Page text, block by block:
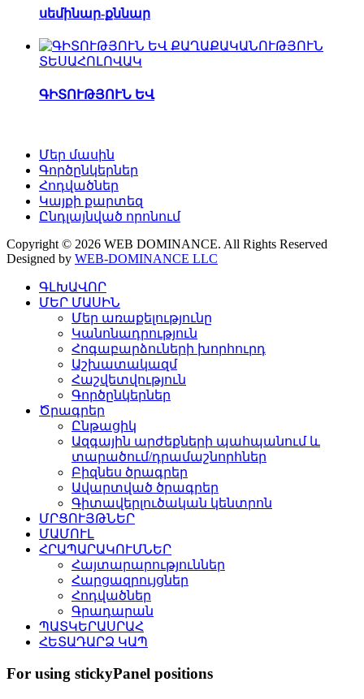
սեմինար-քննար
ՏԵՍԱՀՈԼՈՎԱԿ
ԳԻՏՈՒԹՅՈՒՆ ԵՎ
Մեր մասին
Գործընկերներ
Հոդվածներ
Կայքի քարտեզ
Ընդլայնված որոնում
Copyright © 2026 WEB DOMINANCE. All Rights Reserved
Designed by WEB-DOMINANCE LLC
ԳԼԽԱՎՈՐ
ՄԵՐ ՄԱՍԻՆ
Մեր առաքելությունը
Կանոնադրություն
Հոգաբարձուների խորհուրդ
Աշխատակազմ
Հաշվետվություն
Գործընկերներ
Ծրագրեր
Ընթացիկ
Ազգային արժեքների պահպանում և
տարածում/դրամաշնորհներ
Բիզնես ծրագրեր
Ավարտված ծրագրեր
Գիտավերլուծական կենտրոն
ՄՐՑՈՒՅԹՆԵՐ
ՄԱՄՈՒԼ
ՀՐԱՊԱՐԱԿՈՒՄՆԵՐ
Հայտարարություններ
Հարցազրույցներ
Հոդվածներ
Գրադարան
ՊԱՏԿԵՐԱՍՐԱՀ
ՀԵՏԱԴԱՐՁ ԿԱՊ
For using stickyPanel positions